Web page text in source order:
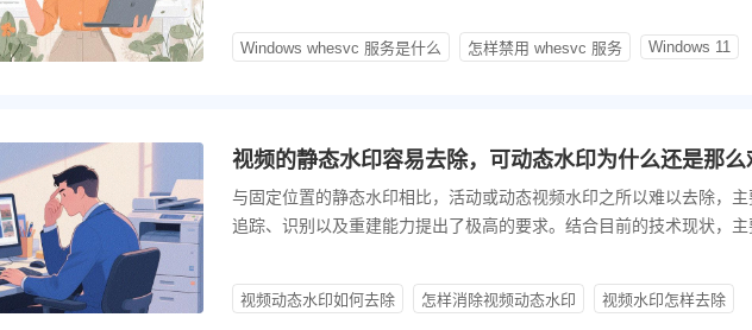
Windows whesvc 服务是什么 怎样禁用 whesvc 服务 Windows 11
视频的静态水印容易去除，可动态水印为什么还是那么
与固定位置的静态水印相比，活动或动态视频水印之所以难以去除，
追踪、识别以及重建能力提出了极高的要求。结合目前的技术现状，主
视频动态水印如何去除 怎样消除视频动态水印 视频水印怎样去除